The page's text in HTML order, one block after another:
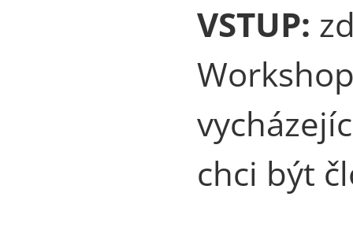
VSTUP:
chci být